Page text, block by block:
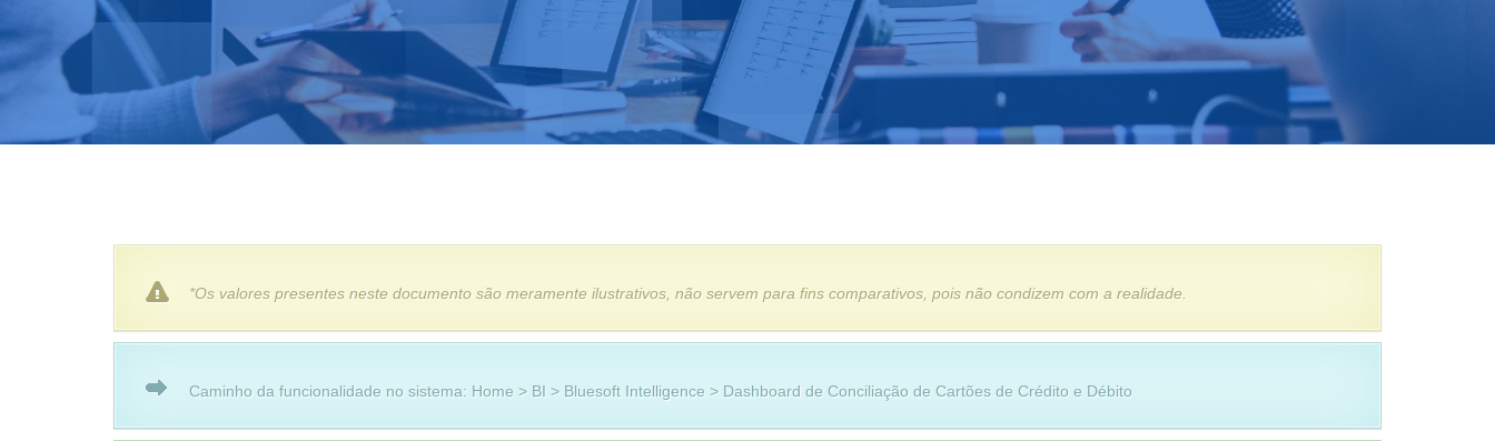
*Os valores presentes neste documento são meramente ilustrativos, não servem para fins comparativos, pois não condizem com a realidade.
Caminho da funcionalidade no sistema: Home > BI > Bluesoft Intelligence > Dashboard de Conciliação de Cartões de Crédito e Débito